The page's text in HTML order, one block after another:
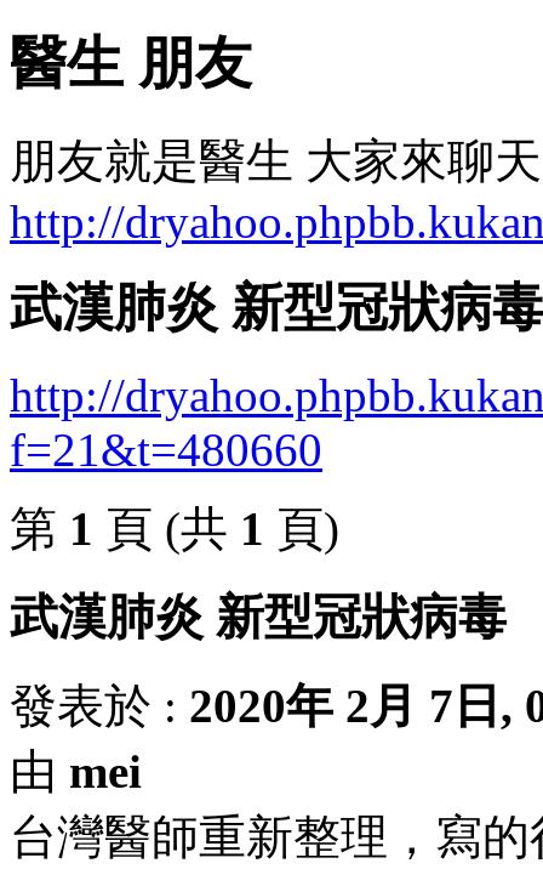
醫生 朋友
朋友就是醫生 大家來聊天
http://
武漢肺炎 新型冠狀病毒
http://
f=21&t=480660
第 1 頁 (共 1 頁)
武漢肺炎 新型冠狀病毒
發表於 : 2020年 2月 7日,
由 mei
台灣醫師重新整理，寫